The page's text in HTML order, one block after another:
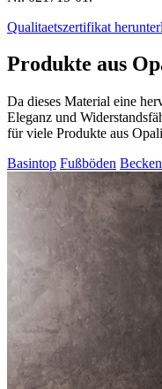
Qualitaetszertifikat
Produkte aus
Da dieses Material eine
Eleganz und
für viele Produkte aus
Basintop Fußböden Becken